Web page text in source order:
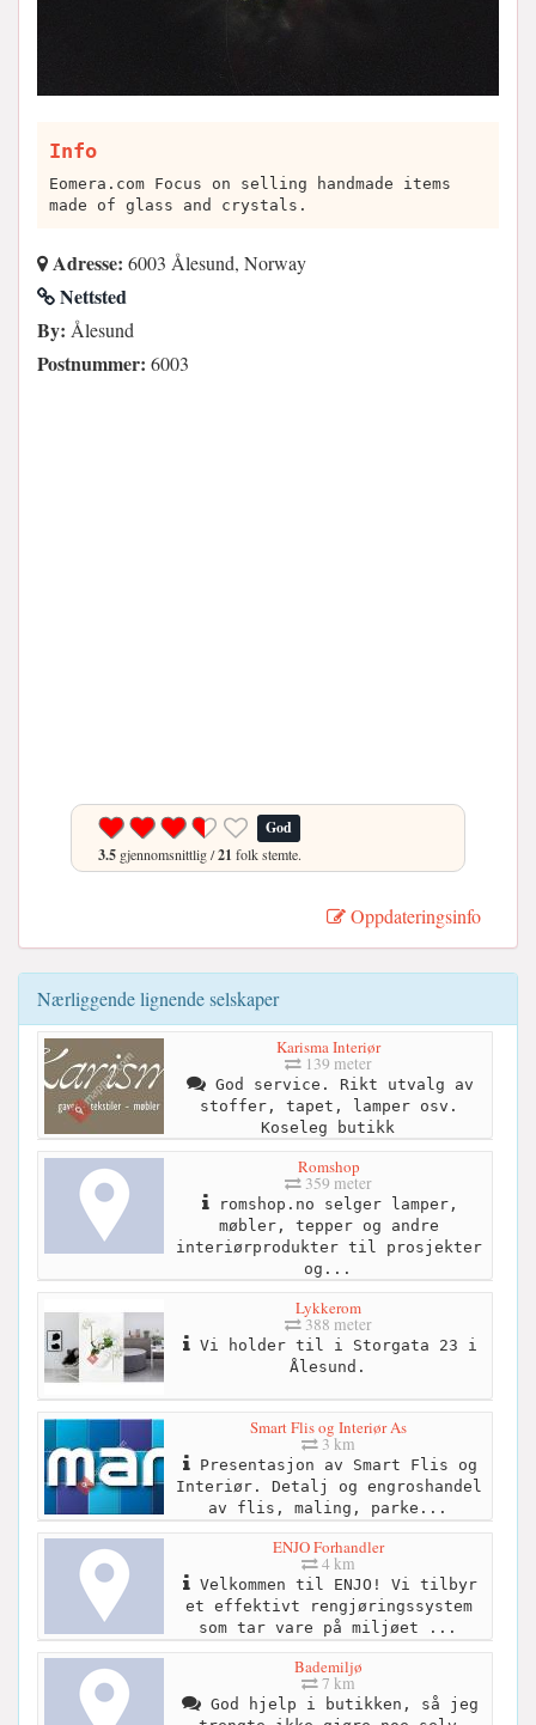
Info
Eomera.com Focus on selling handmade items
made of glass and crystals.
Adresse: 6003 Ålesund, Norway
Nettsted
By: Ålesund
Postnummer: 6003
God
3.5 gjennomsnittlig /21 folk stemte.
Oppdateringsinfo
Nærliggende lignende selskaper
Karisma Interiør
139 meter
God service. Rikt utvalg av
stoffer, tapet, lamper osv.
Koseleg butikk
Romshop
359 meter
romshop.no selger lamper,
møbler, tepper og andre
interiørprodukter til prosjekter
og...
Lykkerom
388 meter
Vi holder til i Storgata 23 i
Ålesund.
Smart Flis og Interiør As
3 km
Presentasjon av Smart Flis og
Interiør. Detalj og engroshandel
av flis, maling, parke...
ENJO Forhandler
4 km
Velkommen til ENJO! Vi tilbyr
et effektivt rengjøringssystem
som tar vare på miljøet ...
Bademiljø
7 km
God hjelp i butikken, så jeg